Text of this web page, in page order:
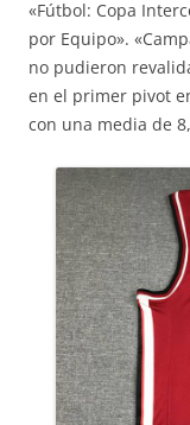
«Fútbol: Copa
por Equipo».
no pudieron
en el primer pivot
con una media de